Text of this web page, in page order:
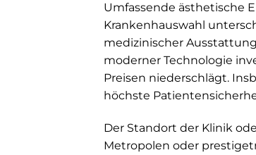
Umfassende ästhetische
Krankenhauswahl
medizinischer
moderner Technologie
Preisen niederschlägt.
höchste
Der Standort der Klinik
Metropolen oder